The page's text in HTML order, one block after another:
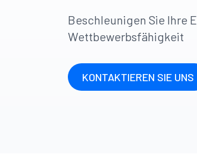
Beschleunigen Sie Ihre
Wettbewerbsfähigkeit
KONTAKTIEREN SIE UNS